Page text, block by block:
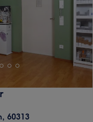
, 60313